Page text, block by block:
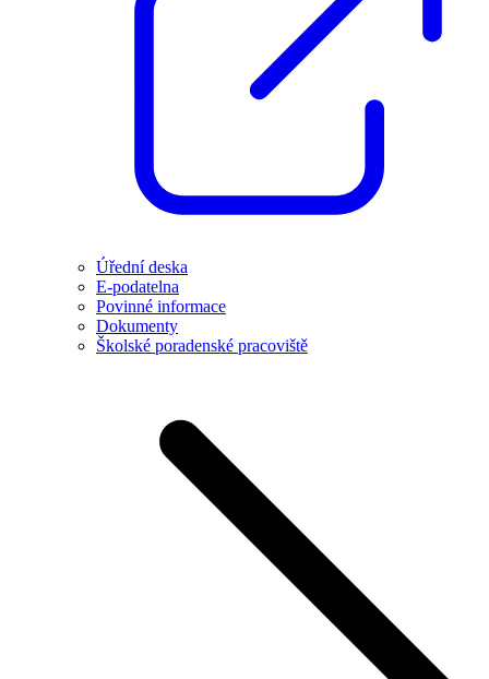
Úřední deska
E-podatelna
Povinné informace
Dokumenty
Školské poradenské pracoviště